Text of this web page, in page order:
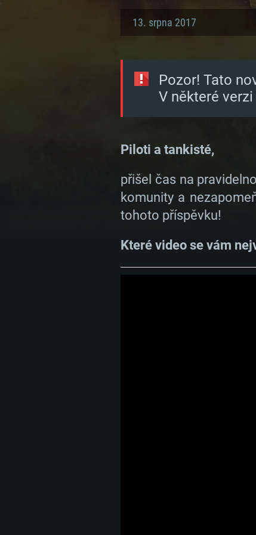
13. srpna 2017
Pozor! Tato
V některé
Piloti a tankisté,
přišel čas na
komunity a
tohoto příspěvku!
Které video se vám